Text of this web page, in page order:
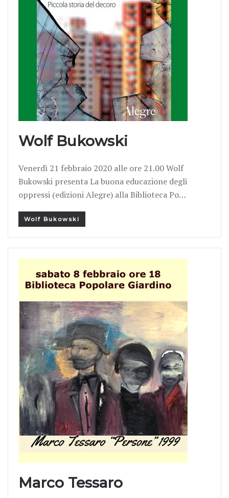
Wolf Bukowski
Venerdì 21 febbraio 2020 alle ore 21.00 Wolf
Bukowski presenta La buona educazione degli
oppressi (edizioni Alegre) alla Biblioteca Po…
Wolf Bukowski
Marco Tessaro